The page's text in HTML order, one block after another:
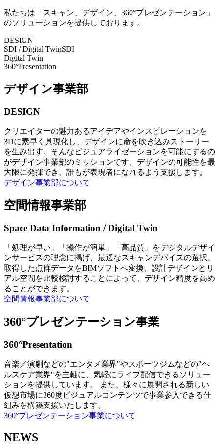
私たちは「スキャン、デザイン、360°プレゼンテーション」
のソリューションを提供しております。
DESIGN
SDI / Digital TwinSDI
Digital Twin
360°Presentation
デザイン事業部
DESIGN
クリエイターの魅力あるアイデアやインスピレーションを
3Dに素早く具現化し、デザインに命を吹き込みストーリー
を生み出す。そんなビジュアライゼーションを可能にするの
がデザイン事業部のミッションです。デザインの可能性を最
大限に発揮でき、誰もが表現者になれるよう支援します。
デザイン事業部について
空間情報事業部
Space Data Information / Digital Twin
「処理が早い」「操作が簡単」「高品質」をデジタルデザイ
ンサービスの理念に掲げ、最適なスキャンデバイスの選択、
取得した点群データをBIMソフトへ変換、設計デザインとリ
アル空間を比較検討することによって、デザイン精度を高め
ることができます。
空間情報事業部について
360°プレゼンテーション事業
360°Presentation
音楽／演劇などの"エンタメ業界"やスポーツジムなどの"ヘ
ルスケア業界"を主軸に、気軽にライブ配信できるソリュー
ションを提供しています。 また、様々に展開される新しい
仮想市場に360度ビジュアルコンテンツで事業参入できる仕
組みを構築支援いたします。
360°プレゼンテーション事業について
NEWS